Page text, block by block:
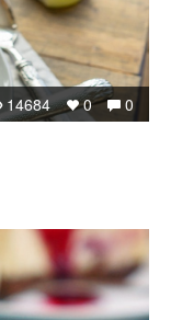
0
0
14684